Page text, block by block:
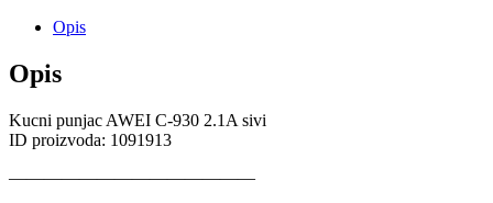
Opis
Opis
Kucni punjac AWEI C-930 2.1A sivi
ID proizvoda: 1091913
——————————————